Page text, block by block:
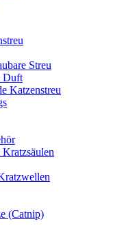
Streu
Duft
Katzenstreu
(Catnip)